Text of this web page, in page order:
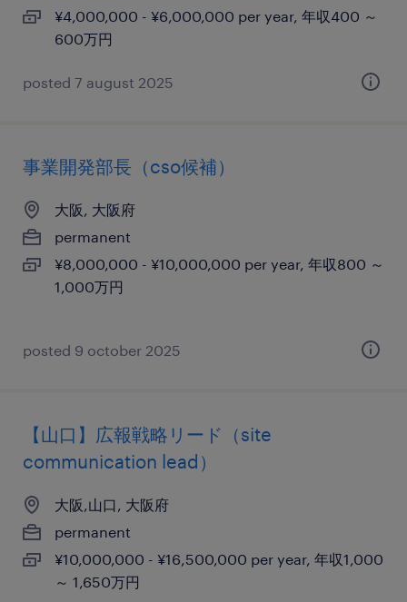
¥4,000,000 - ¥6,000,000 per year, 年収400 ～
600万円
posted 7 august 2025
事業開発部長（cso候補）
大阪, 大阪府
permanent
¥8,000,000 - ¥10,000,000 per year, 年収800 ～
1,000万円
posted 9 october 2025
【山口】広報戦略リード（site
communication lead）
大阪,山口, 大阪府
permanent
¥10,000,000 - ¥16,500,000 per year, 年収1,000
～ 1,650万円